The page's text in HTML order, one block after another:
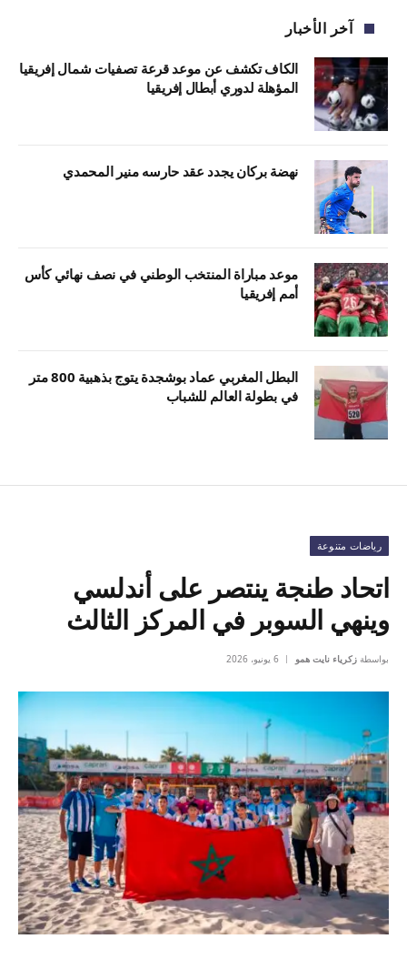
آخر الأخبار
الكاف تكشف عن موعد قرعة تصفيات شمال إفريقيا
المؤهلة لدوري أبطال إفريقيا
نهضة بركان يجدد عقد حارسه منير المحمدي
موعد مباراة المنتخب الوطني في نصف نهائي كأس
أمم إفريقيا
البطل المغربي عماد بوشجدة يتوج بذهبية 800 متر
في بطولة العالم للشباب
رياضات متنوعة
اتحاد طنجة ينتصر على أندلسي
وينهي السوبر في المركز الثالث
بواسطة زكرياء نايت همو 6 يونيو، 2026